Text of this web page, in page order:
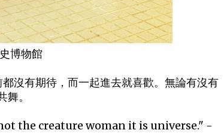
博物館
沒有期待，而一起進去就喜歡。無論有沒有
。
the creature woman it is universe." -